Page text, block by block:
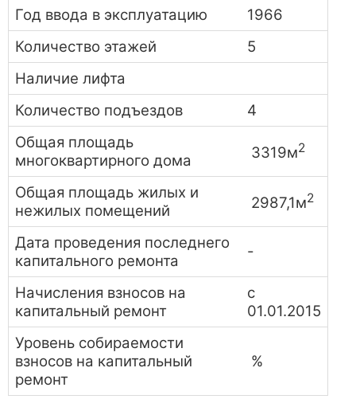
Год ввода в эксплуатацию
1966
Количество этажей
5
Наличие лифта
Количество подъездов
4
Общая площадь
многоквартирного дома
3319м2
Общая площадь жилых и
нежилых помещений
2987,1м2
Дата проведения последнего
капитального ремонта
-
Начисления взносов на
капитальный ремонт
с
01.01.2015
Уровень собираемости
взносов на капитальный
ремонт
%